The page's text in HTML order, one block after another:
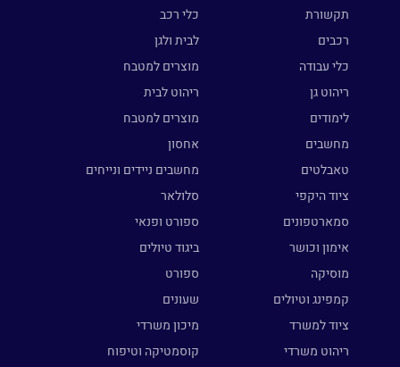
תקשורת
כלי רכב
רכבים
לבית ולגן
כלי עבודה
מוצרים למטבח
ריהוט גן
ריהוט לבית
לימודים
מוצרים למטבח
מחשבים
אחסון
טאבלטים
מחשבים ניידים ונייחים
ציוד היקפי
סלולאר
סמארטפונים
ספורט ופנאי
אימון וכושר
ביגוד טיולים
מוסיקה
ספורט
קמפינג וטיולים
שעונים
ציוד למשרד
מיכון משרדי
ריהוט משרדי
קוסמטיקה וטיפוח